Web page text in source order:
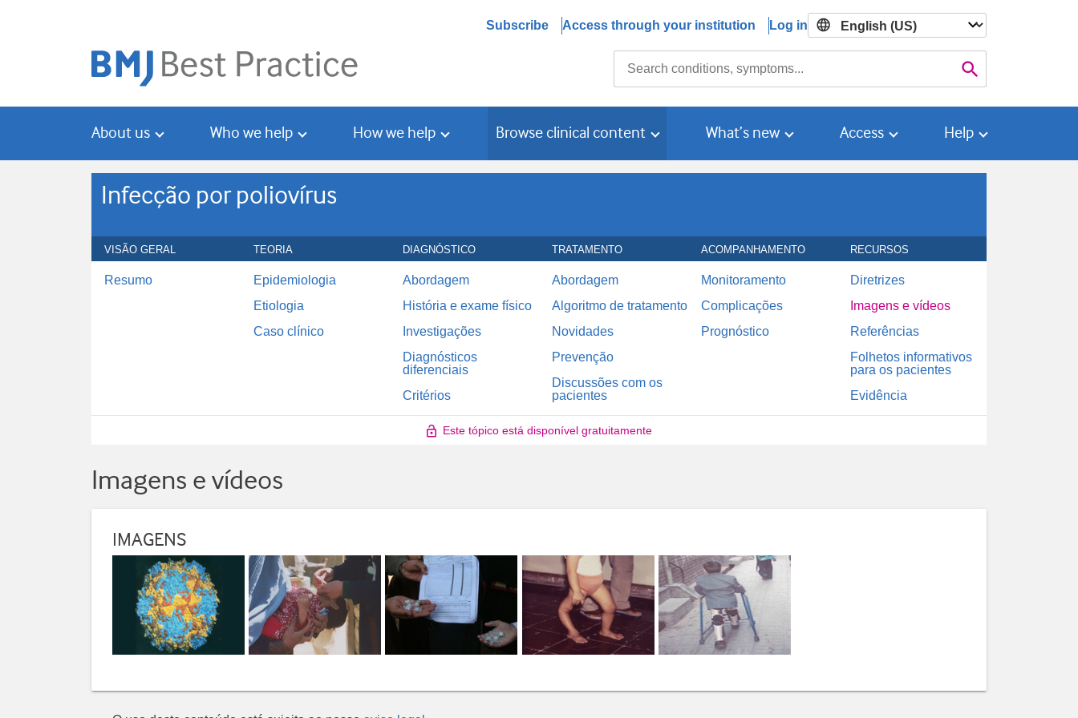
Subscribe Access through your institution Log in

About us Who we help How we help Browse clinical content What’s new Access Help
Infecção por poliovírus
VISÃO GERAL TEORIA DIAGNÓSTICO TRATAMENTO ACOMPANHAMENTO RECURSOS
Resumo
Epidemiologia
Etiologia
Caso clínico
Abordagem
História e exame físico
Investigações
Diagnósticos
diferenciais
Critérios
Abordagem
Algoritmo de tratamento
Novidades
Prevenção
Discussões com os
pacientes
Monitoramento
Complicações
Prognóstico
Diretrizes
Imagens e vídeos
Referências
Folhetos informativos
para os pacientes
Evidência
Este tópico está disponível gratuitamente
Imagens e vídeos
IMAGENS